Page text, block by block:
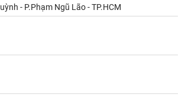
- P.Phạm Ngũ Lão - TP.HCM